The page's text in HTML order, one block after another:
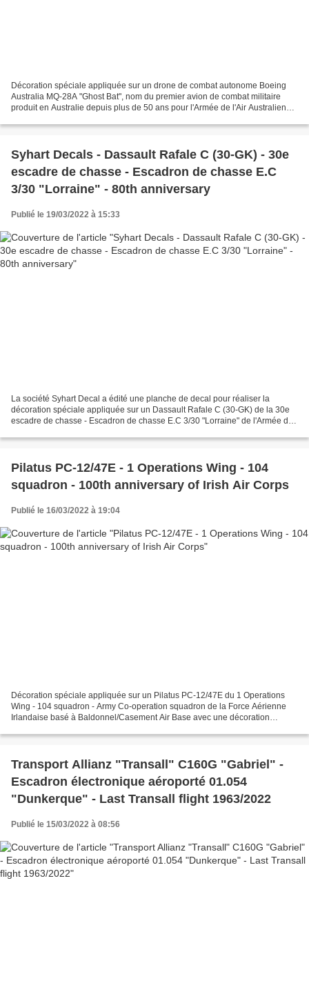
Décoration spéciale appliquée sur un drone de combat autonome Boeing
Australia MQ-28A "Ghost Bat", nom du premier avion de combat militaire
produit en Australie depuis plus de 50 ans pour l'Armée de l'Air Australienne
Syhart Decals - Dassault Rafale C (30-GK) - 30e
escadre de chasse - Escadron de chasse E.C
3/30 "Lorraine" - 80th anniversary
Publié le 19/03/2022 à 15:33
La société Syhart Decal a édité une planche de decal pour réaliser la
décoration spéciale appliquée sur un Dassault Rafale C (30-GK) de la 30e
escadre de chasse - Escadron de chasse E.C 3/30 "Lorraine" de l'Armée de
Pilatus PC-12/47E - 1 Operations Wing - 104
squadron - 100th anniversary of Irish Air Corps
Publié le 16/03/2022 à 19:04
Décoration spéciale appliquée sur un Pilatus PC-12/47E du 1 Operations
Wing - 104 squadron - Army Co-operation squadron de la Force Aérienne
Irlandaise basé à Baldonnel/Casement Air Base avec une décoration
Transport Allianz "Transall" C160G "Gabriel" -
Escadron électronique aéroporté 01.054
"Dunkerque" - Last Transall flight 1963/2022
Publié le 15/03/2022 à 08:56